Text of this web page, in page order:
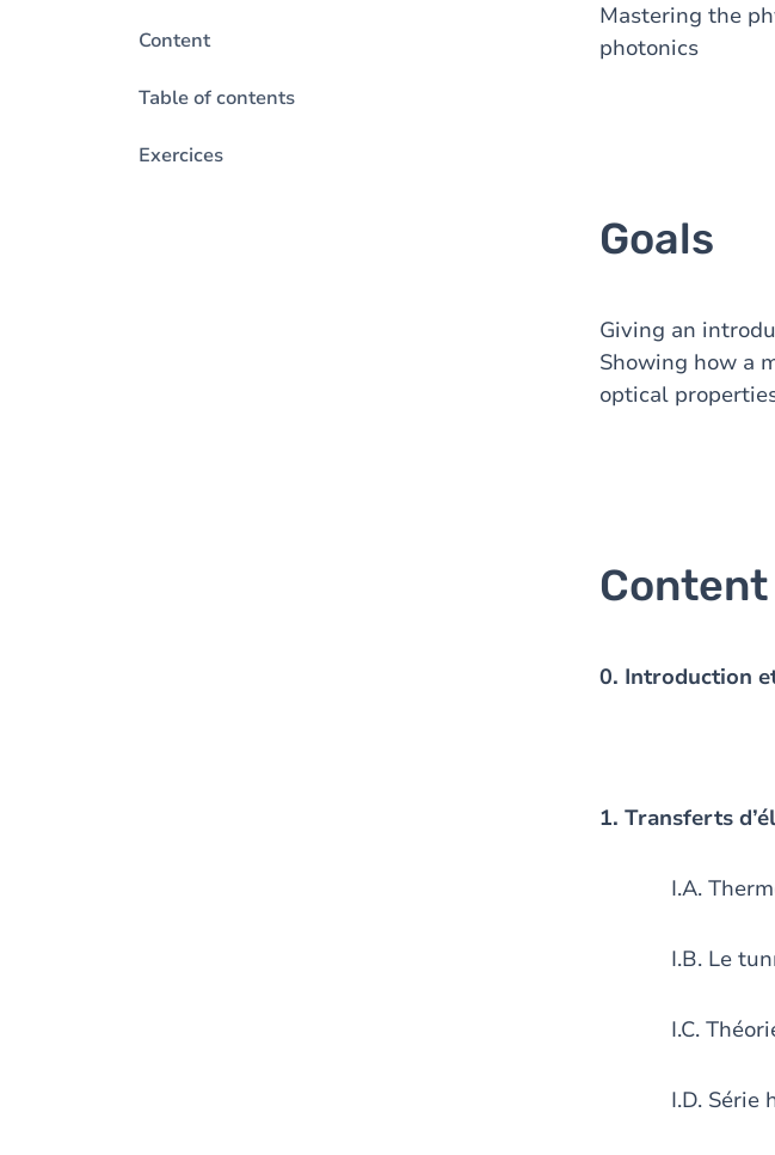
Content
Table of contents
Exercices
Mastering the
photonics
Goals
Giving an
Showing how a
optical
Content
0. Introduction
1. Transferts
I.A.
I.B. Le
I.C. Théorie
I.D. Série